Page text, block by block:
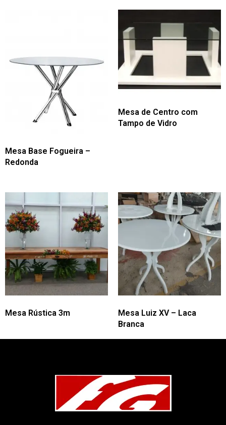
Mesa Base Fogueira –
Redonda
Mesa de Centro com
Tampo de Vidro
Mesa Rústica 3m
Mesa Luiz XV – Laca
Branca